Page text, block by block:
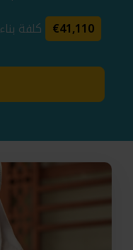
€41,110 كلفة بناء 40 م² من المجمع